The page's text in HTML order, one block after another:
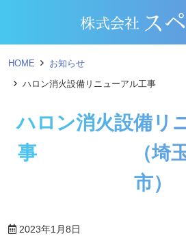
HOME
お知らせ
ハロン消火設備リニューアル工事
ハロン消火設備リ
事 （埼玉県
市）
2023年1月8日